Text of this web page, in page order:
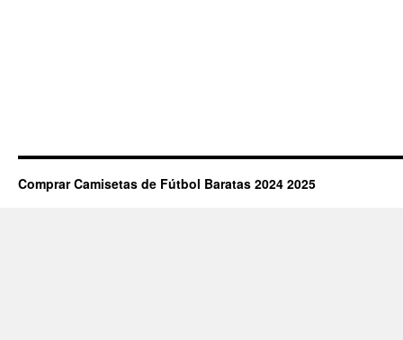
Comprar Camisetas de Fútbol Baratas 2024 2025